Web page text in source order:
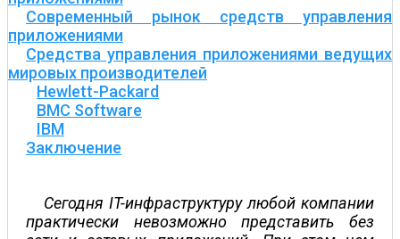
Современный рынок средств управления
приложениями
Средства управления приложениями ведущих
мировых производителей
Hewlett-Packard
BMC Software
IBM
Заключение
Сегодня IT-инфраструктуру любой компании
практически невозможно представить без